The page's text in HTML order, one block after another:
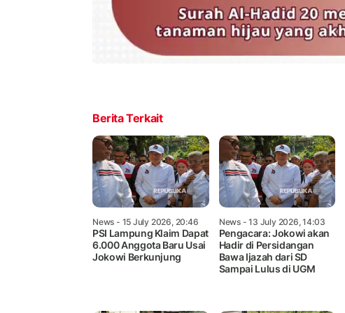
Berita Terkait
News - 15 July 2026, 20:46
PSI Lampung Klaim Dapat
6.000 Anggota Baru Usai
Jokowi Berkunjung
News- 13 July 2026, 14:03
Pengacara: Jokowi akan
Hadir di Persidangan
Bawa Ijazah dari SD
Sampai Lulus di UGM